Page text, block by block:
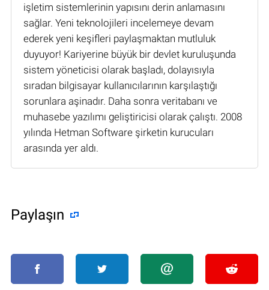
işletim sistemlerinin yapısını derin anlamasını
sağlar. Yeni teknolojileri incelemeye devam
ederek yeni keşifleri paylaşmaktan mutluluk
duyuyor! Kariyerine büyük bir devlet kuruluşunda
sistem yöneticisi olarak başladı, dolayısıyla
sıradan bilgisayar kullanıcılarının karşılaştığı
sorunlara aşinadır. Daha sonra veritabanı ve
muhasebe yazılımı geliştiricisi olarak çalıştı. 2008
yılında Hetman Software şirketin kurucuları
arasında yer aldı.
Paylaşın